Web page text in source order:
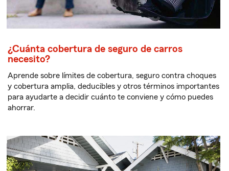
¿Cuánta cobertura de seguro de carros
necesito?
Aprende sobre límites de cobertura, seguro contra choques
y cobertura amplia, deducibles y otros términos importantes
para ayudarte a decidir cuánto te conviene y cómo puedes
ahorrar.